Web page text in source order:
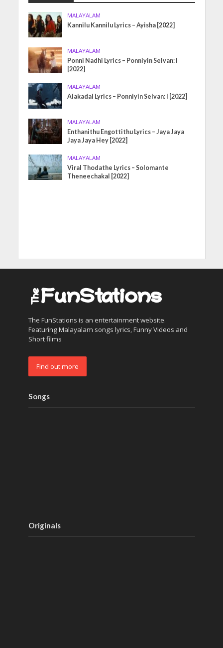
MALAYALAM
Kannilu Kannilu Lyrics – Ayisha [2022]
MALAYALAM
Ponni Nadhi Lyrics – Ponniyin Selvan: I
[2022]
MALAYALAM
Alakadal Lyrics – Ponniyin Selvan: I [2022]
MALAYALAM
Enthanithu Engottithu Lyrics – Jaya Jaya
Jaya Jaya Hey [2022]
MALAYALAM
Viral Thodathe Lyrics – Solomante
Theneechakal [2022]
The FunStations is an entertainment website.
Featuring Malayalam songs lyrics, Funny Videos and
Short films
Find out more
Songs
Originals